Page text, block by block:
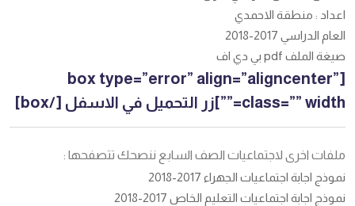
اعداد : منطقة الاحمدي
العام الدراسي 2017-2018
صيغة الملف pdf بي دي اف
[box type=”error” align=”aligncenter”
class=”” width=””]زر التحميل في الاسفل [/box]
ملفات اخرى لاجتماعيات الصف السابع ننصحك تتصفحها :
نموذج اجابة اجتماعيات الجهراء 2017-2018
نموذج اجابة اجتماعيات التعليم الخاص 2017-2018